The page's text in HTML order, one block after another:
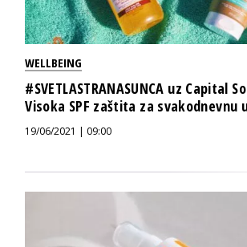
WELLBEING
#SVETLASTRANASUNCA uz Capital
Visoka SPF zaštita za svakodnevnu
19/06/2021 | 09:00